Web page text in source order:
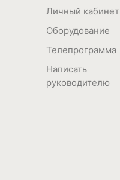
Личный кабинет
Оборудование
Телепрограмма
Написать
руководителю